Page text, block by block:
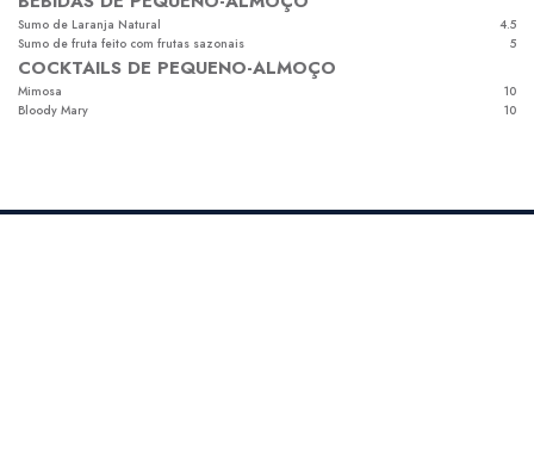
Sumo de Laranja Natural
4.5
Sumo de fruta feito com frutas sazonais
5
COCKTAILS DE PEQUENO-ALMOÇO
Mimosa
10
Bloody Mary
10